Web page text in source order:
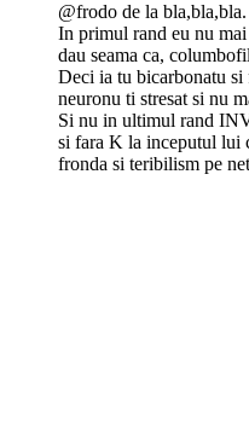
@frodo de la
In primul rand eu nu
dau seama ca,
Deci ia tu bicarbonatu si
neuronu ti stresat si nu
Si nu in ultimul rand
si fara K la inceputul lui
fronda si teribilism pe